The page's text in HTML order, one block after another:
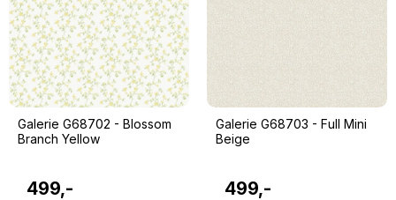
Galerie G68702 - Blossom
Branch Yellow
499,-
Galerie G68703 - Full Mini
Beige
499,-